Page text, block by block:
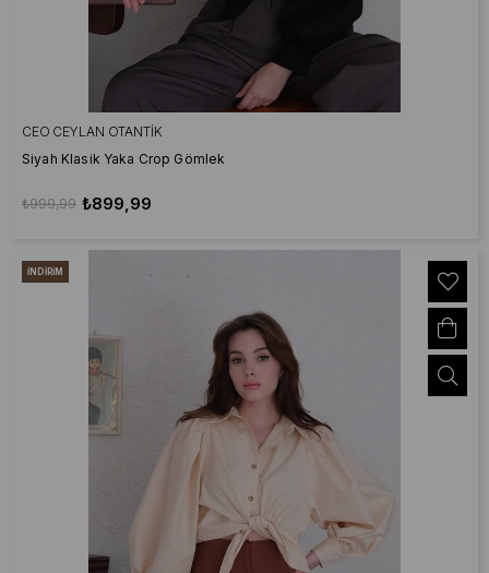
CEO CEYLAN OTANTIK
Siyah Klasik Yaka Crop Gömlek
₺899,99
₺999,99
İNDIRIM